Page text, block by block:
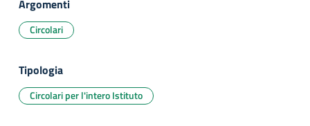
Argomenti
Circolari
Tipologia
Circolari per l'intero Istituto